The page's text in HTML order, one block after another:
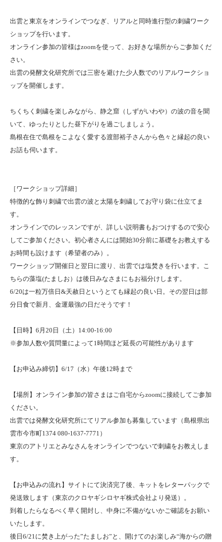
出雲と東京をオンラインでつなぎ、リアルと同時進行型の刺繍ワーク
ショップを行います。
オンライン参加の皆様はzoomを使って、お好きな場所からご参加くだ
さい。
出雲の発酵文化研究所では三密を避けた少人数でのリアルワークショ
ップを開催します。
ちくちく刺繍を楽しみながら、静之窟（しずがいわや）の波の音を聞
いて、ゆったりとした昼下がりを過ごしましょう。
島根在住で島根をこよなく愛する渡部裕子さんから色々と縁起の良い
お話も伺います。
［ワークショップ詳細］
特徴的な飾り刺繍で出雲の波と太陽を刺繍してお守り袋に仕立てま
す。
オンラインでのレッスンですが、詳しい説明書もおつけするので安心
してご参加ください。初心者さんには開始30分前に基礎をお教えする
お時間も設けます（希望者のみ）。
ワークショップ開催日と翌日に渡り、出雲では塩焚きを行います。こ
ちらの藻塩(たましお）は後日みなさまにもお福分けします。
6/20は一粒万倍日&天赦日というとても縁起の良い日。その翌日は部
分日食で新月、金運最強の日だそうです！
【日時】6月20日（土）14:00-16:00
※参加人数や質問量によって1時間ほど延長の可能性があります
【お申込み締切】6/17（水）午後12時まで
【場所】オンライン参加の皆さまはご自宅からzoomに接続してご参加
ください。
出雲では発酵文化研究所にてリアル参加も募集しています（島根県出
雲市今市町1374 080-1637-7771）
東京のアトリエとみなさんをオンラインでつないで刺繍をお教えしま
す。
【お申込みの流れ】サイトにて決済完了後、キットをレターパックで
発送致します（東京のクロヤギシロヤギ株式会社より発送）。
到着したらなるべく早く開封し、中身に不備がないかご確認をお願い
いたします。
後日6/21に焚き上がった”たましお”と、開けてのお楽しみ“海からの贈